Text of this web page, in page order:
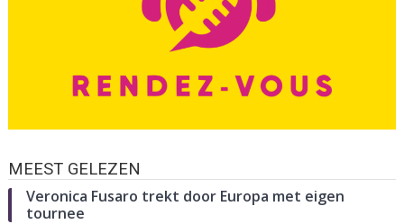
MEEST GELEZEN
Veronica Fusaro trekt door Europa met eigen
tournee